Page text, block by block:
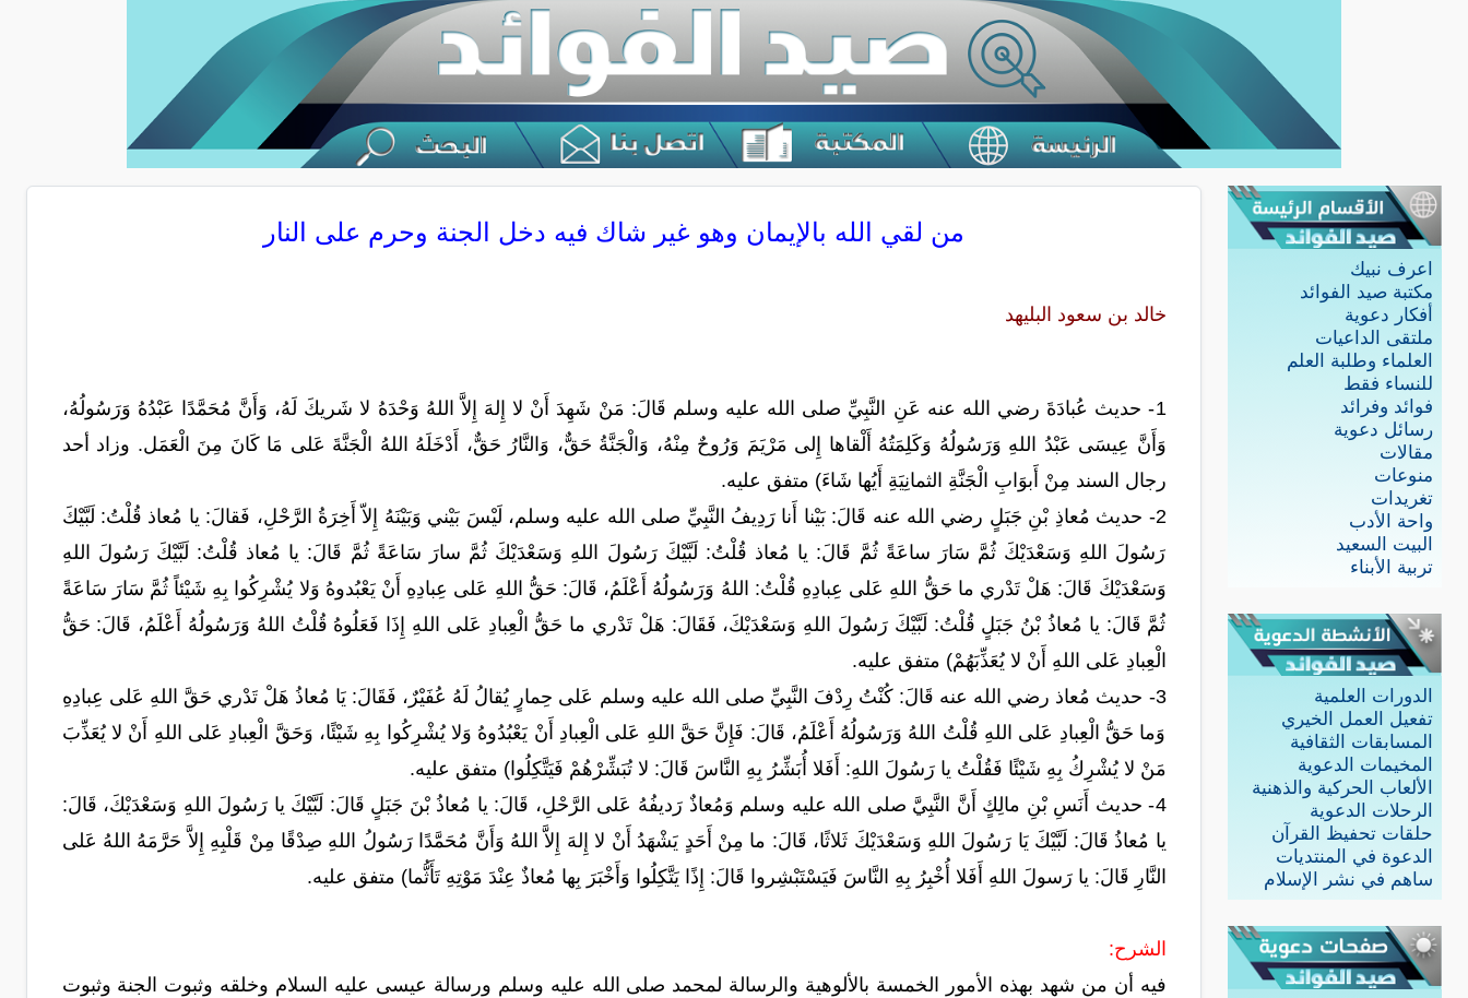
اعرف نبيك
مكتبة صيد الفوائد
أفكار دعوية
ملتقى الداعيات
العلماء وطلبة العلم
للنساء فقط
فوائد وفرائد
رسائل دعوية
مقالات
منوعات
تغريدات
واحة الأدب
البيت السعيد
تربية الأبناء
الدورات العلمية
تفعيل العمل الخيري
المسابقات الثقافية
المخيمات الدعوية
الألعاب الحركية والذهنية
الرحلات الدعوية
حلقات تحفيظ القرآن
الدعوة في المنتديات
ساهم في نشر الإسلام
من لقي الله بالإيمان وهو غير شاك فيه دخل الجنة وحرم على النار
خالد بن سعود البليهد
1- حديث عُبادَةَ رضي الله عنه عَنِ النَّبِيِّ صلى الله عليه وسلم قَالَ: مَنْ شَهِدَ أَنْ لا إِلهَ إِلاَّ اللهُ وَحْدَهُ لا شَريكَ لَهُ، وَأَنَّ مُحَمَّدًا عَبْدُهُ وَرَسُولُهُ،
وَأَنَّ عِيسَى عَبْدُ اللهِ وَرَسُولُهُ وَكَلِمَتُهُ أَلْقاها إِلى مَرْيَمَ وَرُوحٌ مِنْهُ، وَالْجَنَّةُ حَقٌّ، وَالنَّارُ حَقٌّ، أَدْخَلَهُ اللهُ الْجَنَّةَ عَلى مَا كَانَ مِنَ الْعَمَل. وزاد أحد
رجال السند مِنْ أَبوَابِ الْجَنَّةِ الثمانِيَةِ أَيُها شَاءَ) متفق عليه.
2- حديث مُعاذِ بْنِ جَبَلٍ رضي الله عنه قَالَ: بَيْنا أَنا رَدِيفُ النَّبِيِّ صلى الله عليه وسلم، لَيْسَ بَيْني وَبَيْنَهُ إِلاّ أَخِرَةُ الرَّحْلِ، فَقالَ: يا مُعاذ قُلْتُ: لَبَّيْكَ
رَسُولَ اللهِ وَسَعْدَيْكَ ثُمَّ سَارَ ساعَةً ثُمَّ قَالَ: يا مُعاذ قُلْتُ: لَبَّيْكَ رَسُولَ اللهِ وَسَعْدَيْكَ ثُمَّ سارَ سَاعَةً ثُمَّ قَالَ: يا مُعاذ قُلْتُ: لَبَّيْكَ رَسُولَ اللهِ
وَسَعْدَيْكَ قَالَ: هَلْ تَدْري ما حَقُّ اللهِ عَلى عِبادِهِ قُلْتُ: اللهُ وَرَسُولُهُ أَعْلَمُ، قَالَ: حَقُّ اللهِ عَلى عِبادِهِ أَنْ يَعْبُدوهُ وَلا يُشْرِكُوا بِهِ شَيْئاً ثُمَّ سَارَ سَاعَةً
ثُمَّ قَالَ: يا مُعاذُ بْنُ جَبَلٍ قُلْتُ: لَبَّيْكَ رَسُولَ اللهِ وَسَعْدَيْكَ، فَقَالَ: هَلْ تَدْري ما حَقُّ الْعِبادِ عَلى اللهِ إِذَا فَعَلُوهُ قُلْتُ اللهُ وَرَسُولُهُ أَعْلَمُ، قَالَ: حَقُّ
الْعِبادِ عَلى اللهِ أَنْ لا يُعَذِّبَهُمْ) متفق عليه.
3- حديث مُعاذ رضي الله عنه قَالَ: كُنْتُ رِدْفَ النَّبِيِّ صلى الله عليه وسلم عَلى حِمارٍ يُقالُ لَهُ عُفَيْرٌ، فَقَالَ: يَا مُعاذُ هَلْ تَدْري حَقَّ اللهِ عَلى عِبادِهِ
وَما حَقُّ الْعِبادِ عَلى اللهِ قُلْتُ اللهُ وَرَسُولُهُ أَعْلَمُ، قَالَ: فَإِنَّ حَقَّ اللهِ عَلى الْعِبادِ أَنْ يَعْبُدُوهُ وَلا يُشْرِكُوا بِهِ شَيْئًا، وَحَقَّ الْعِبادِ عَلى اللهِ أَنْ لا يُعَذِّبَ
مَنْ لا يُشْرِكُ بِهِ شَيْئًا فَقُلْتُ يا رَسُولَ اللهِ: أَفَلا أُبَشِّرُ بِهِ النَّاسَ قَالَ: لا تُبَشِّرْهُمْ فَيَتَّكِلُوا) متفق عليه.
4- حديث أَنَسِ بْنِ مالِكٍ أَنَّ النَّبِيَّ صلى الله عليه وسلم وَمُعاذٌ رَديفُهُ عَلى الرَّحْلِ، قَالَ: يا مُعاذُ بْنَ جَبَلٍ قَالَ: لَبَّيْكَ يا رَسُولَ اللهِ وَسَعْدَيْكَ، قَالَ:
يا مُعاذُ قَالَ: لَبَّيْكَ يَا رَسُولَ اللهِ وَسَعْدَيْكَ ثَلاثًا، قَالَ: ما مِنْ أَحَدٍ يَشْهَدُ أَنْ لا إِلهَ إِلاَّ اللهُ وَأَنَّ مُحَمَّدًا رَسُولُ اللهِ صِدْقًا مِنْ قَلْبِهِ إِلاَّ حَرَّمَهُ اللهُ عَلى
النَّارِ قَالَ: يا رَسولَ اللهِ أَفَلا أُخْبِرُ بِهِ النَّاسَ فَيَسْتَبْشِروا قَالَ: إِذًا يَتَّكِلُوا وَأَخْبَرَ بِها مُعاذٌ عِنْدَ مَوْتِهِ تَأَثُّما) متفق عليه.
الشرح:
فيه أن من شهد بهذه الأمور الخمسة بالألوهية والرسالة لمحمد صلى الله عليه وسلم ورسالة عيسى عليه السلام وخلقه وثبوت الجنة وثبوت